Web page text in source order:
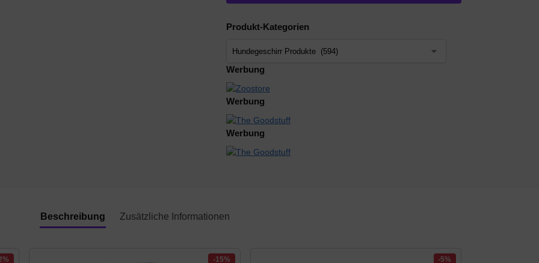
Produkt-Kategorien
Werbung
Werbung
Werbung
Beschreibung Zusätzliche Informationen
-15% -5%